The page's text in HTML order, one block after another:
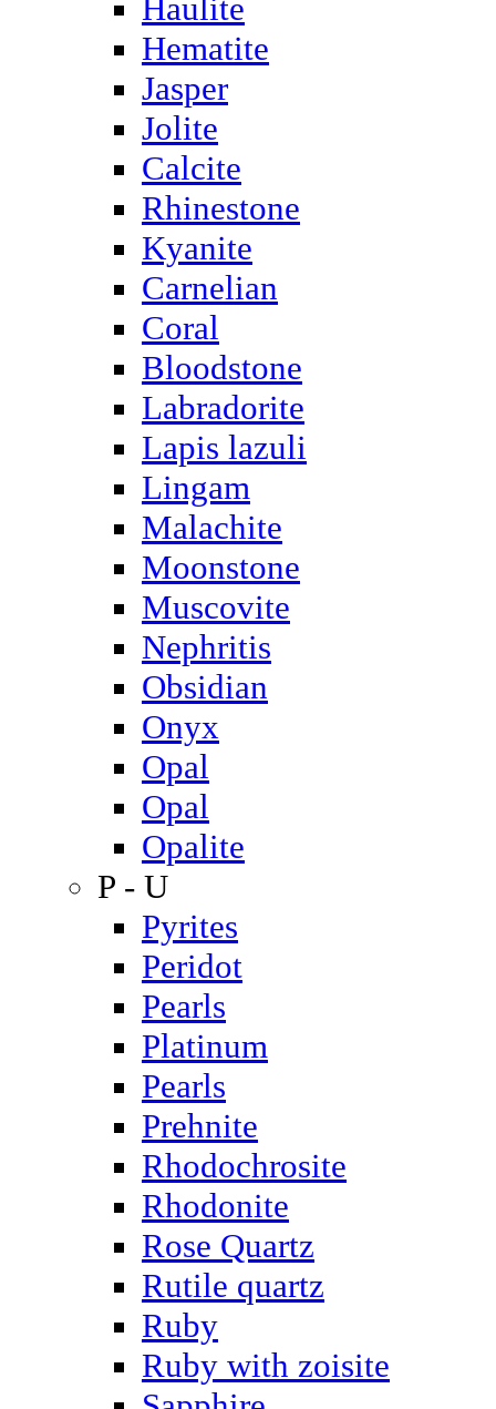
Haulite
Hematite
Jasper
Jolite
Calcite
Rhinestone
Kyanite
Carnelian
Coral
Bloodstone
Labradorite
Lapis lazuli
Lingam
Malachite
Moonstone
Muscovite
Nephritis
Obsidian
Onyx
Opal
Opal
Opalite
P - U
Pyrites
Peridot
Pearls
Platinum
Pearls
Prehnite
Rhodochrosite
Rhodonite
Rose Quartz
Rutile quartz
Ruby
Ruby with zoisite